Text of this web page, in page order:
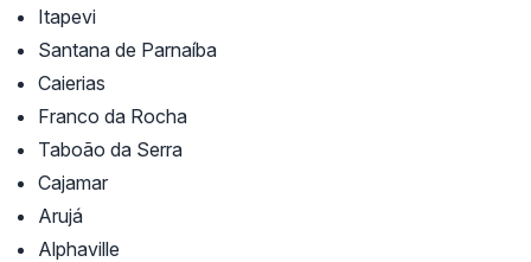
Itapevi
Santana de Parnaíba
Caierias
Franco da Rocha
Taboão da Serra
Cajamar
Arujá
Alphaville